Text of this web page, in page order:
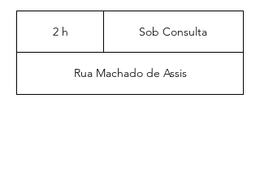
2 h Sob Consulta
Rua Machado de Assis